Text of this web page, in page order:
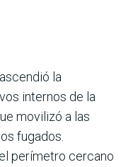
la
internos de la
movilizó a las
fugados.
perímetro cercano